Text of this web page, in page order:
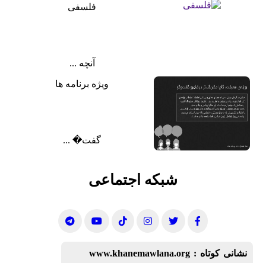
فلسفی
آنچه ...
ویژه برنامه ها
گفت‌� ...
شبکه اجتماعی
نشانی کوتاه :www.khanemawlana.org